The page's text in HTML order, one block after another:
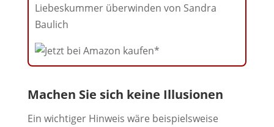
Liebeskummer überwinden von Sandra
Baulich
Machen Sie sich keine Illusionen
Ein wichtiger Hinweis wäre beispielsweise